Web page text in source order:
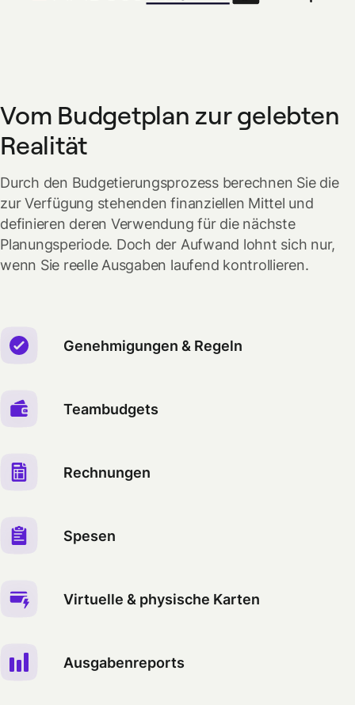
Vom Budgetplan zur gelebten
Realität
Durch den Budgetierungsprozess berechnen Sie die
zur Verfügung stehenden finanziellen Mittel und
definieren deren Verwendung für die nächste
Planungsperiode. Doch der Aufwand lohnt sich nur,
wenn Sie reelle Ausgaben laufend kontrollieren.
Genehmigungen & Regeln
Teambudgets
Rechnungen
Spesen
Virtuelle & physische Karten
Ausgabenreports